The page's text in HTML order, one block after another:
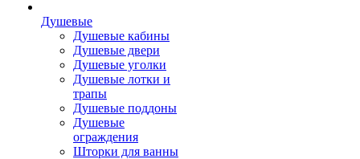
Душевые
Душевые кабины
Душевые двери
Душевые уголки
Душевые лотки и
трапы
Душевые поддоны
Душевые
ограждения
Шторки для ванны